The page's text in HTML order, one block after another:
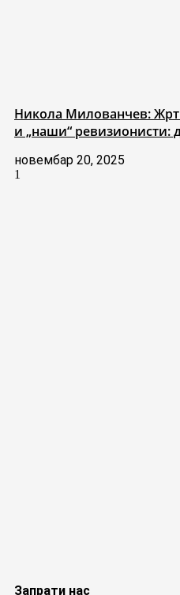
Никола Милованчев:
и „наши“ ревизионисти:
новембар 20, 2025
Запрати нас